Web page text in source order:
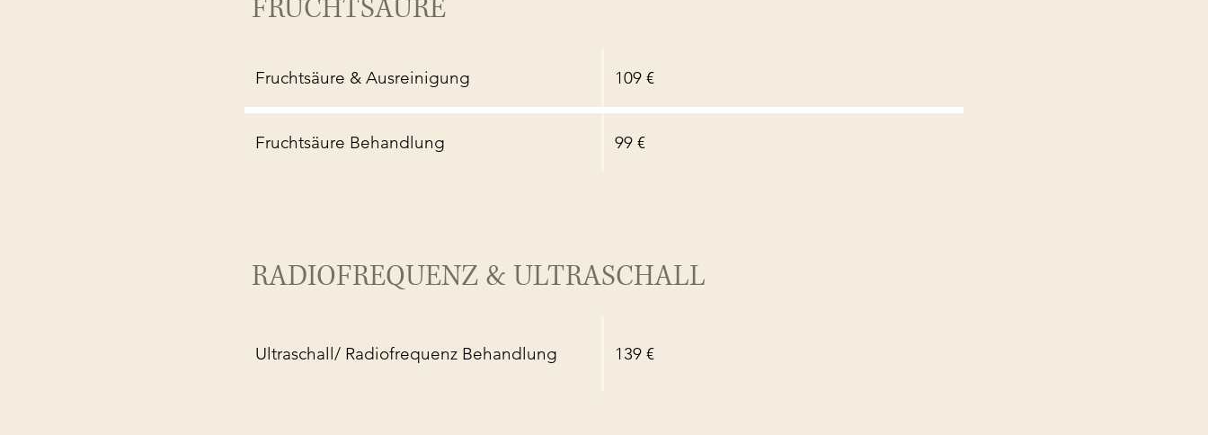
FRUCHTSÄURE
Fruchtsäure & Ausreinigung 109 €
Fruchtsäure Behandlung 99 €
RADIOFREQUENZ & ULTRASCHALL
Ultraschall/ Radiofrequenz Behandlung 139 €